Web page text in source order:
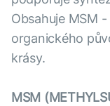
Obsahuje MSM
organického
krásy.
MSM